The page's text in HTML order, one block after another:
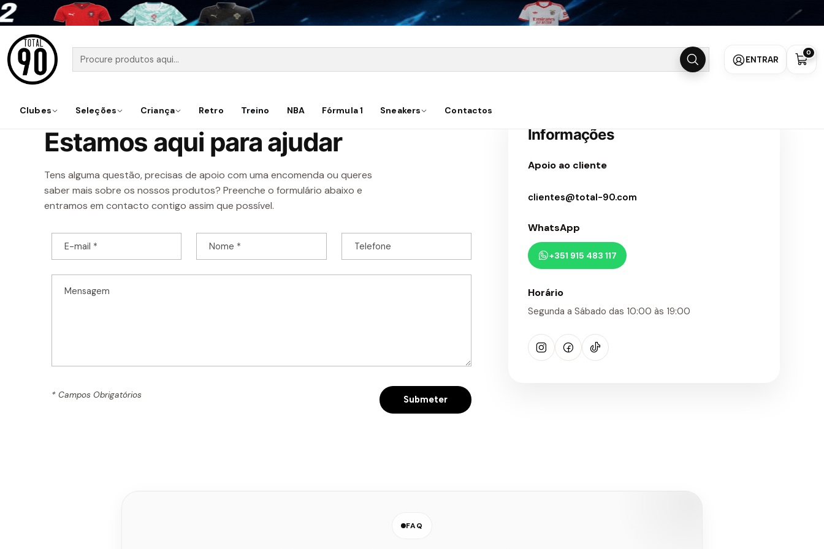
ENTRAR
0
Início Contacto
Clubes Seleções Criança Retro Treino NBA Fórmula 1 Sneakers Contactos
CONTACTOS
Estamos aqui para ajudar
Tens alguma questão, precisas de apoio com uma encomenda ou queres
saber mais sobre os nossos produtos? Preenche o formulário abaixo e
entramos em contacto contigo assim que possível.
E-mail* Nome* Telefone
Mensagem*
* Campos Obrigatórios
Informações
Apoio ao cliente
clientes@total-90.com
WhatsApp
+351 915 483 117
Horário
Segunda a Sábado das 10:00 às 19:00
FAQ